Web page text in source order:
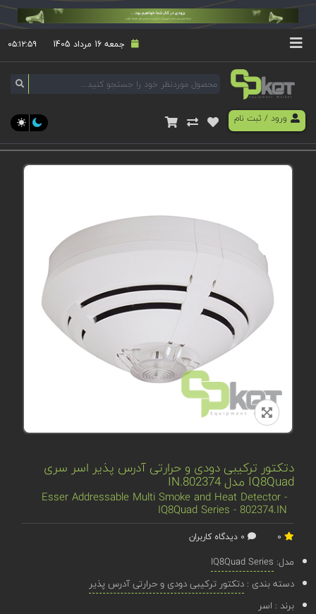
جمعه 16 مرداد 1405 ۰۵:۱۲:۵۹
ورود/ ثبت نام
دتکتور ترکیبی دودی و حرارتی آدرس پذیر اسر سری
IQ8Quad مدل 802374.IN
Esser Addressable Multi Smoke and Heat Detector -
IQ8Quad Series - 802374.IN
مدل: IQ8Quad Series
دسته بندی :دتکتور ترکیبی دودی و حرارتی آدرس پذیر
برند : اسر